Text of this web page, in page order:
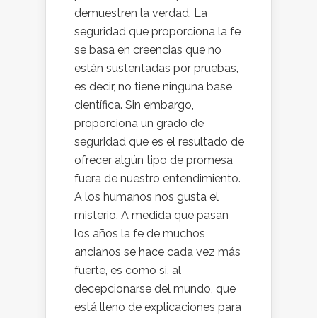
demuestren la verdad. La
seguridad que proporciona la fe
se basa en creencias que no
están sustentadas por pruebas,
es decir, no tiene ninguna base
científica. Sin embargo,
proporciona un grado de
seguridad que es el resultado de
ofrecer algún tipo de promesa
fuera de nuestro entendimiento.
A los humanos nos gusta el
misterio. A medida que pasan
los años la fe de muchos
ancianos se hace cada vez más
fuerte, es como si, al
decepcionarse del mundo, que
está lleno de explicaciones para